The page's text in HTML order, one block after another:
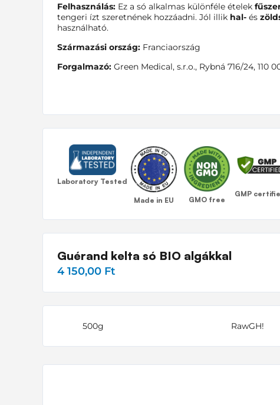
Felhasználás: Ez a só alkalmas különféle ételek
tengeri ízt szeretnének hozzáadni. Jól illik hal- és
használható.
Származási ország: Franciaország
Forgalmazó: Green Medical, s.r.o., Rybná 716/24, 110
Laboratory Tested
Made in EU GMO free
GMP
Guérand kelta só BIO algákkal
4 150,00 Ft
500g RawGH!